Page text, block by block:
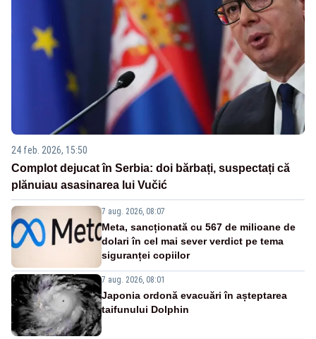
24 feb. 2026, 15:50
Complot dejucat în Serbia: doi bărbați, suspectați că
plănuiau asasinarea lui Vučić
7 aug. 2026, 08:07
Meta, sancționată cu 567 de milioane de
dolari în cel mai sever verdict pe tema
siguranței copiilor
7 aug. 2026, 08:01
Japonia ordonă evacuări în așteptarea
taifunului Dolphin